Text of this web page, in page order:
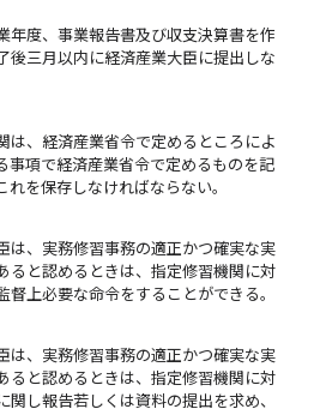
年度、事業報告書及び収支決算書を作
後三月以内に経済産業大臣に提出しな
は、経済産業省令で定めるところによ
事項で経済産業省令で定めるものを記
を保存しなければならない。
は、実務修習事務の適正かつ確実な実
ると認めるときは、指定修習機関に対
督上必要な命令をすることができる。
は、実務修習事務の適正かつ確実な実
ると認めるときは、指定修習機関に対
関し報告若しくは資料の提出を求め、